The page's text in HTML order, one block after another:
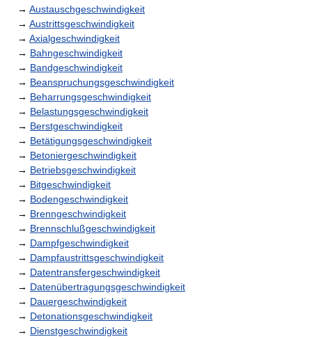
→ Austauschgeschwindigkeit
→ Austrittsgeschwindigkeit
→ Axialgeschwindigkeit
→ Bahngeschwindigkeit
→ Bandgeschwindigkeit
→ Beanspruchungsgeschwindigkeit
→ Beharrungsgeschwindigkeit
→ Belastungsgeschwindigkeit
→ Berstgeschwindigkeit
→ Betätigungsgeschwindigkeit
→ Betoniergeschwindigkeit
→ Betriebsgeschwindigkeit
→ Bitgeschwindigkeit
→ Bodengeschwindigkeit
→ Brenngeschwindigkeit
→ Brennschlußgeschwindigkeit
→ Dampfgeschwindigkeit
→ Dampfaustrittsgeschwindigkeit
→ Datentransfergeschwindigkeit
→ Datenübertragungsgeschwindigkeit
→ Dauergeschwindigkeit
→ Detonationsgeschwindigkeit
→ Dienstgeschwindigkeit